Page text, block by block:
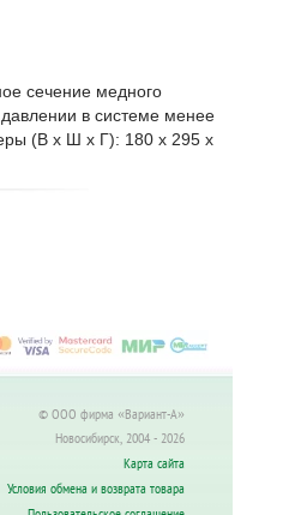
сечение медного
в системе менее
(В х Ш х Г): 180 х 295 х
© ООО фирма «Вариант-А»
Новосибирск, 2004 - 2026
Карта сайта
Условия обмена и возврата товара